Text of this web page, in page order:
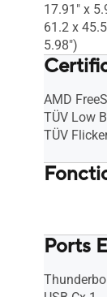
17.91" x
61.2 x
5.98")
AMD
TÜV Low
TÜV
Ports